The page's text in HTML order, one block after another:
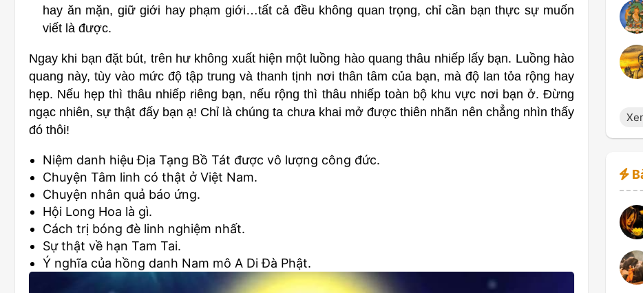
hay ăn mặn, giữ giới hay phạm giới…tất cả đều không quan trọng, chỉ cần bạn thực sự muốn
viết là được.
Ngay khi bạn đặt bút, trên hư không xuất hiện một luồng hào quang thâu nhiếp lấy bạn. Luồng hào
quang này, tùy vào mức độ tập trung và thanh tịnh nơi thân tâm của bạn, mà độ lan tỏa rộng hay
hẹp. Nếu hẹp thì thâu nhiếp riêng bạn, nếu rộng thì thâu nhiếp toàn bộ khu vực nơi bạn ở. Đừng
ngạc nhiên, sự thật đấy bạn ạ! Chỉ là chúng ta chưa khai mở được thiên nhãn nên chẳng nhìn thấy
đó thôi!
Niệm danh hiệu Địa Tạng Bồ Tát được vô lượng công đức.
Chuyện Tâm linh có thật ở Việt Nam.
Chuyện nhân quả báo ứng.
Hội Long Hoa là gì.
Cách trị bóng đè linh nghiệm nhất.
Sự thật về hạn Tam Tai.
Ý nghĩa của hồng danh Nam mô A Di Đà Phật.